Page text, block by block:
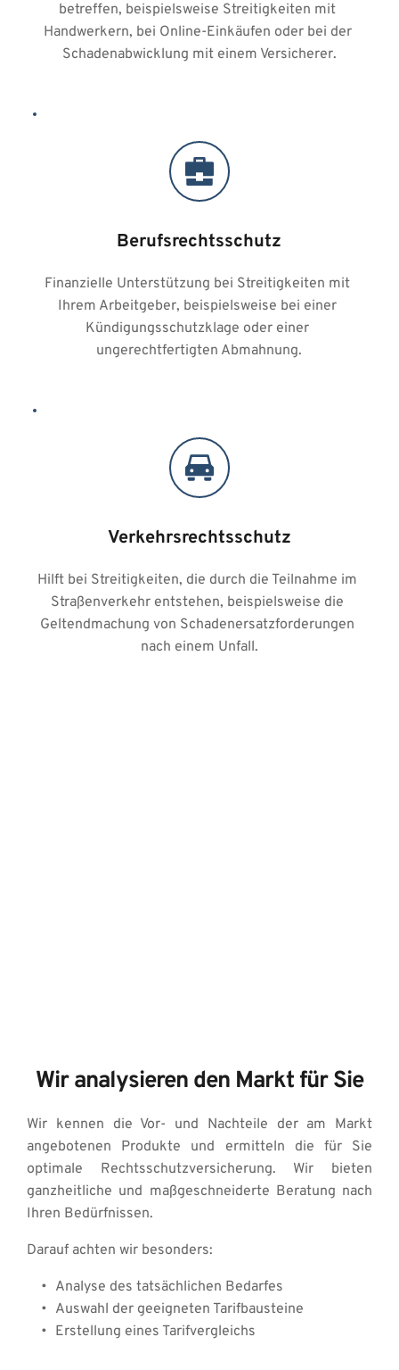
betreffen, beispielsweise Streitigkeiten mit
Handwerkern, bei Online-Einkäufen oder bei der
Schadenabwicklung mit einem Versicherer.
Berufsrechtsschutz
Finanzielle Unterstützung bei Streitigkeiten mit
Ihrem Arbeitgeber, beispielsweise bei einer
Kündigungsschutzklage oder einer
ungerechtfertigten Abmahnung.
Verkehrsrechtsschutz
Hilft bei Streitigkeiten, die durch die Teilnahme im
Straßenverkehr entstehen, beispielsweise die
Geltendmachung von Schadenersatzforderungen
nach einem Unfall.
Wir analysieren den Markt für Sie
Wir kennen die Vor- und Nachteile der am Markt
angebotenen Produkte und ermitteln die für Sie
optimale Rechtsschutzversicherung. Wir bieten
ganzheitliche und maßgeschneiderte Beratung nach
Ihren Bedürfnissen.
Darauf achten wir besonders:
Analyse des tatsächlichen Bedarfes
Auswahl der geeigneten Tarifbausteine
Erstellung eines Tarifvergleichs